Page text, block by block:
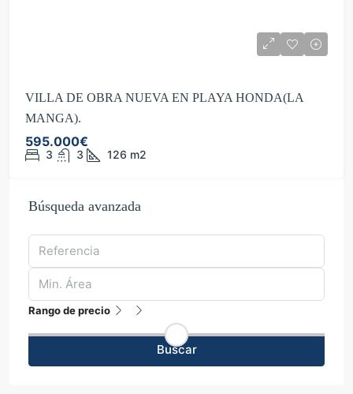
VILLA DE OBRA NUEVA EN PLAYA HONDA(LA
MANGA).
595.000€
3 3 126 m2
Búsqueda avanzada
Rango de precio
Buscar